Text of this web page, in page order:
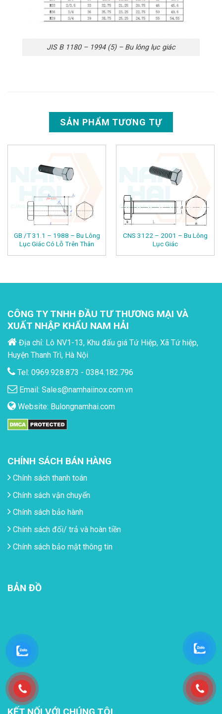
JIS B 1180 – 1994 (5) – Bu lông lục giác
SẢN PHẨM TƯƠNG TỰ
GB /T 31.1 – 1988 – Bu Lông
Lục Giác Có Lỗ Trên Thân
CNS 3122 – 2001 – Bu Lông
Lục Giác
CÔNG TY TNHH ĐẦU TƯ THƯƠNG MẠI VÀ
XUẤT NHẬP KHẨU NAM HẢI
Địa chỉ: Lô NV1-13, Khu đấu giá Tứ Hiệp, Xã Tứ hiệp,
Huyện Thanh Trì, Hà Nội
Tel: 0969.928.873 - 0384.182.796
Email: Sales@namhaiinox.com.vn
Website: Bulongnamhai.com
CHÍNH SÁCH BÁN HÀNG
Chính sách thanh toán
Chính sách vận chuyển
Chính sách bảo hành
Chính sách đối/ trả và hoàn tiền
Chính sách bảo mật thông tin
BẢN ĐỒ